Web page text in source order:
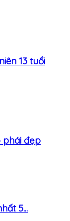
13 tuổi
phái đẹp
5...